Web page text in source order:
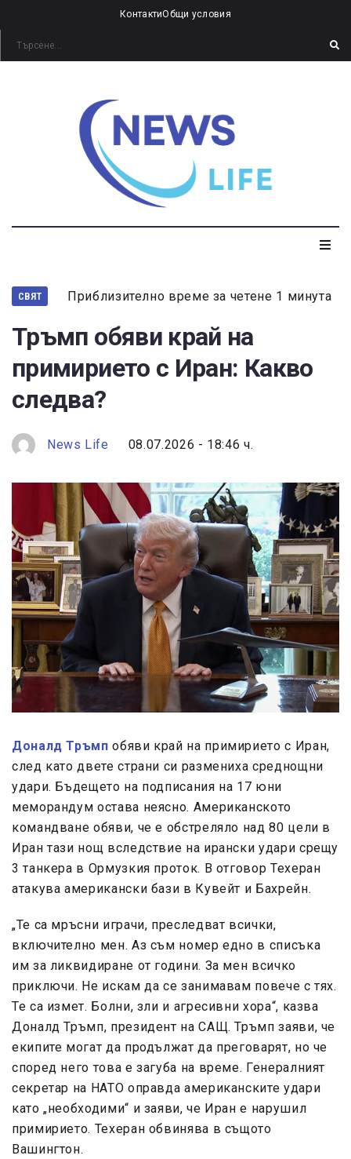
КонтактиОбщи условия
СВЯТ Приблизително време за четене 1 минута
Тръмп обяви край на
примирието с Иран: Какво
следва?
News Life 08.07.2026 - 18:46 ч.
Доналд Тръмп обяви край на примирието с Иран,
след като двете страни си размениха среднощни
удари. Бъдещето на подписания на 17 юни
меморандум остава неясно. Американското
командване обяви, че е обстреляло над 80 цели в
Иран тази нощ вследствие на ирански удари срещу
3 танкера в Ормузкия проток. В отговор Техеран
атакува американски бази в Кувейт и Бахрейн.
„Те са мръсни играчи, преследват всички,
включително мен. Аз съм номер едно в списъка
им за ликвидиране от години. За мен всичко
приключи. Не искам да се занимавам повече с тях.
Те са измет. Болни, зли и агресивни хора“, казва
Доналд Тръмп, президент на САЩ. Тръмп заяви, че
екипите могат да продължат да преговарят, но че
според него това е загуба на време. Генералният
секретар на НАТО оправда американските удари
като „необходими“ и заяви, че Иран е нарушил
примирието. Техеран обвинява в същото
Вашингтон.